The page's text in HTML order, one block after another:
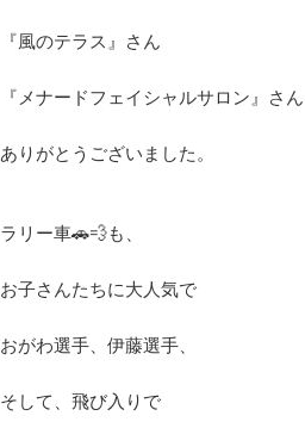
『風のテラス』さん
『メナードフェイシャルサロン』さん
ありがとうございました。
ラリー車🚗💨も、
お子さんたちに大人気で
おがわ選手、伊藤選手、
そして、飛び入りで